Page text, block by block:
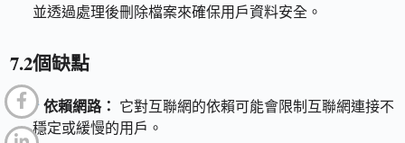
並透過處理後刪除檔案來確保用戶資料安全。
7.2個缺點
依賴網路：
它對互聯網的依賴可能會限制互聯網連接不
穩定或緩慢的用戶。